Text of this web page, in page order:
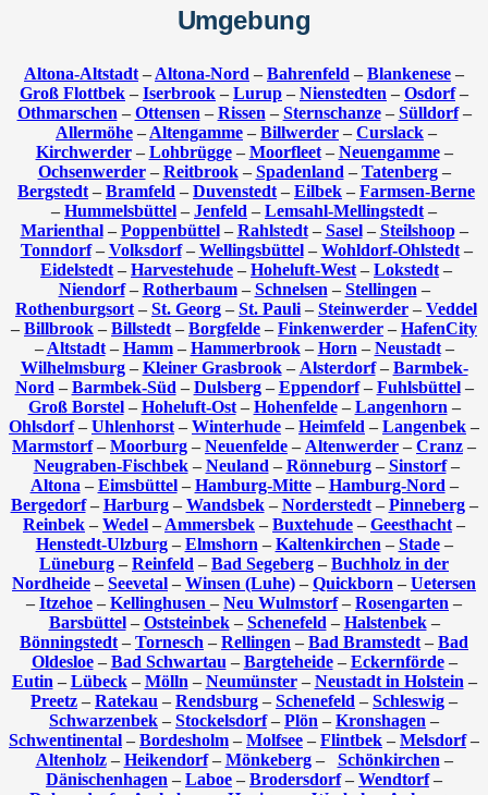
Umgebung
Altona-Altstadt – Altona-Nord – Bahrenfeld – Blankenese –
Groß Flottbek – Iserbrook – Lurup – Nienstedten – Osdorf–
Othmarschen – Ottensen – Rissen – Sternschanze– Sülldorf–
Allermöhe – Altengamme – Billwerder – Curslack –
Kirchwerder– Lohbrügge– Moorfleet– Neuengamme–
Ochsenwerder– Reitbrook– Spadenland – Tatenberg–
Bergstedt – Bramfeld – Duvenstedt – Eilbek – Farmsen-Berne
– Hummelsbüttel – Jenfeld – Lemsahl-Mellingstedt –
Marienthal– Poppenbüttel– Rahlstedt– Sasel– Steilshoop–
Tonndorf– Volksdorf– Wellingsbüttel– Wohldorf-Ohlstedt–
Eidelstedt – Harvestehude – Hoheluft-West – Lokstedt –
Niendorf– Rotherbaum– Schnelsen – Stellingen –
Rothenburgsort – St. Georg – St. Pauli – Steinwerder – Veddel
– Billbrook – Billstedt – Borgfelde – Finkenwerder – HafenCity
– Altstadt– Hamm– Hammerbrook– Horn – Neustadt–
Wilhelmsburg– Kleiner Grasbrook– Alsterdorf– Barmbek-
Nord – Barmbek-Süd – Dulsberg– Eppendorf– Fuhlsbüttel–
Groß Borstel– Hoheluft-Ost– Hohenfelde– Langenhorn –
Ohlsdorf– Uhlenhorst – Winterhude – Heimfeld – Langenbek –
Marmstorf– Moorburg – Neuenfelde – Altenwerder – Cranz –
Neugraben-Fischbek– Neuland – Rönneburg– Sinstorf–
Altona – Eimsbüttel– Hamburg-Mitte– Hamburg-Nord –
Bergedorf– Harburg– Wandsbek– Norderstedt– Pinneberg–
Reinbek – Wedel – Ammersbek – Buxtehude – Geesthacht –
Henstedt-Ulzburg– Elmshorn – Kaltenkirchen – Stade–
Lüneburg – Reinfeld – Bad Segeberg – Buchholz in der
Nordheide – Seevetal – Winsen (Luhe) – Quickborn – Uetersen
– Itzehoe – Kellinghusen – Neu Wulmstorf– Rosengarten –
Barsbüttel– Oststeinbek– Schenefeld – Halstenbek–
Bönningstedt – Tornesch – Rellingen – Bad Bramstedt – Bad
Oldesloe– Bad Schwartau – Bargteheide– Eckernförde–
Eutin – Lübeck– Mölln – Neumünster– Neustadt in Holstein –
Preetz – Ratekau – Rendsburg – Schenefeld – Schleswig –
Schwarzenbek – Stockelsdorf– Plön – Kronshagen –
Schwentinental – Bordesholm – Molfsee – Flintbek – Melsdorf–
Altenholz– Heikendorf– Mönkeberg– Schönkirchen –
Dänischenhagen – Laboe – Brodersdorf– Wendtorf–